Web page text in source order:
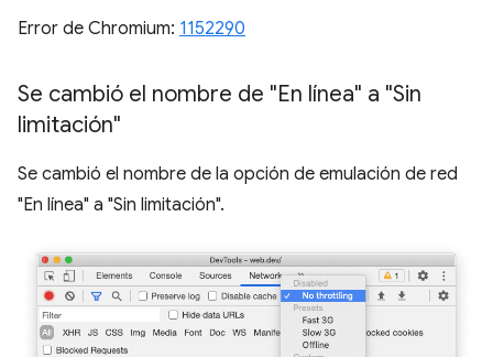
Error de Chromium: 1152290
Se cambió el nombre de "En línea" a "Sin
limitación"
Se cambió el nombre de la opción de emulación de red
"En línea" a "Sin limitación".